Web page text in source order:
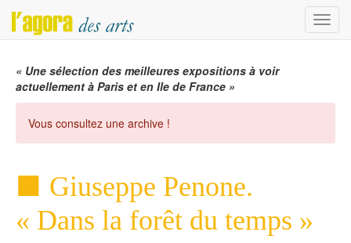
Menu
« Une sélection des meilleures expositions à voir
actuellement à Paris et en Ile de France »
Vous consultez une archive !
Giuseppe Penone.
« Dans la forêt du temps »